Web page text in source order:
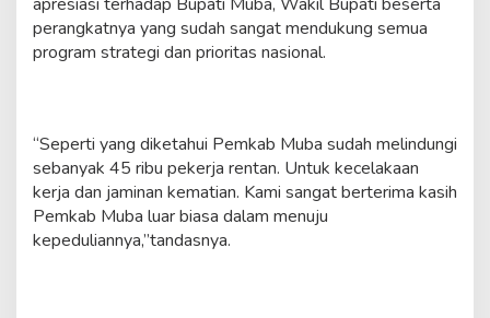
perangkatnya yang sudah sangat mendukung semua
program strategi dan prioritas nasional.
“Seperti yang diketahui Pemkab Muba sudah melindungi
sebanyak 45 ribu pekerja rentan. Untuk kecelakaan
kerja dan jaminan kematian. Kami sangat berterima kasih
Pemkab Muba luar biasa dalam menuju
kepeduliannya,”tandasnya.